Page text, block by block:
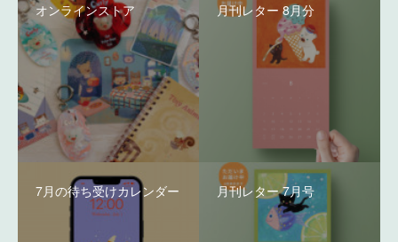
オンラインストア 月刊レター 8月分
7月の待ち受けカレンダー 月刊レター 7月号